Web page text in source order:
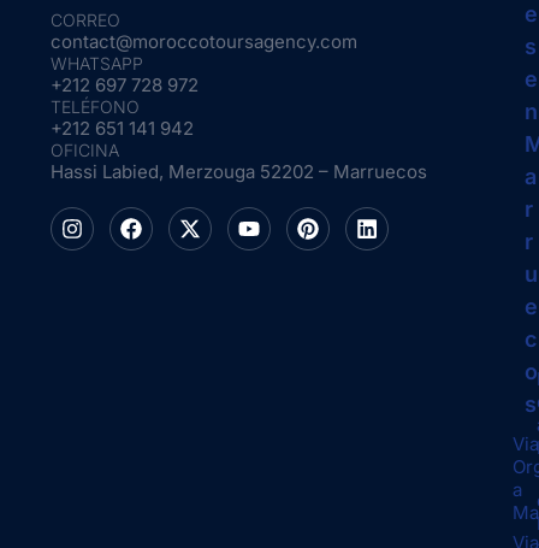
CORREO
contact@moroccotoursagency.com
WHATSAPP
+212 697 728 972
TELÉFONO
+212 651 141 942
OFICINA
Hassi Labied, Merzouga 52202 – Marruecos
e
s
e
n
a
r
r
u
e
c
o
s
a